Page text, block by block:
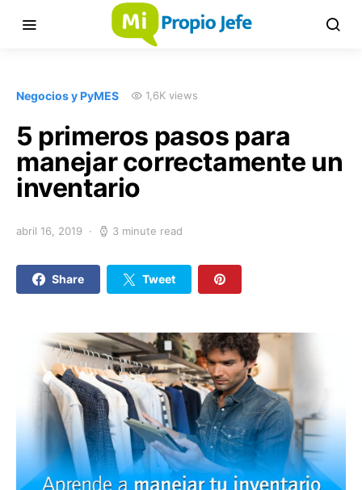
Negocios y PyMES 1,6K views
5 primeros pasos para
manejar correctamente un
inventario
abril 16, 2019 3 minute read
Share Tweet